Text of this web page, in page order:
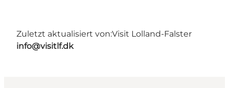
Zuletzt aktualisiert von:Visit Lolland-Falster
info@visitlf.dk